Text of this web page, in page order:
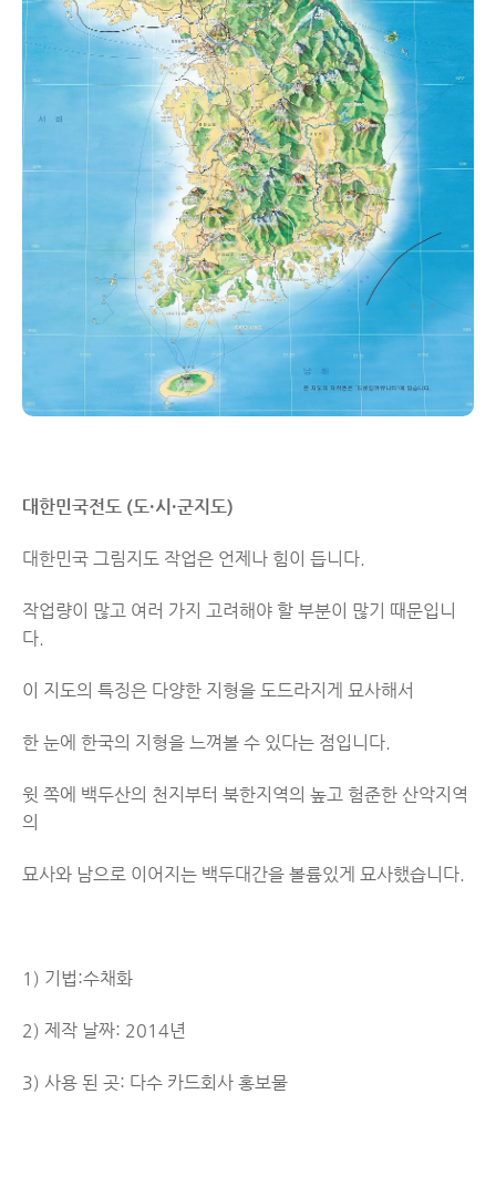
대한민국전도 (도·시·군지도)
대한민국 그림지도 작업은 언제나 힘이 듭니다.
작업량이 많고 여러 가지 고려해야 할 부분이 많기 때문입니
다.
이 지도의 특징은 다양한 지형을 도드라지게 묘사해서
한 눈에 한국의 지형을 느껴볼 수 있다는 점입니다.
윗 쪽에 백두산의 천지부터 북한지역의 높고 험준한 산악지역
의
묘사와 남으로 이어지는 백두대간을 볼륨있게 묘사했습니다.
1) 기법:수채화
2) 제작 날짜: 2014년
3) 사용 된 곳: 다수 카드회사 홍보물